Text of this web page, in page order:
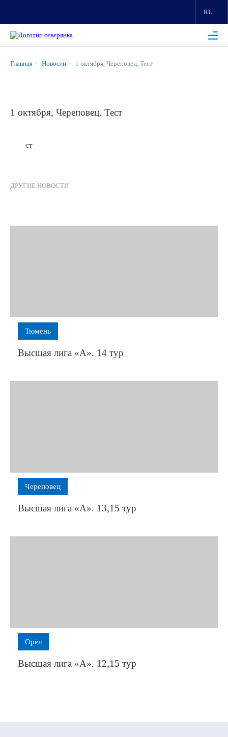
RU
Главная Новости 1 октября, Череповец. Тест
1 октября, Череповец. Тест
ст
ДРУГИЕ НОВОСТИ
Тюмень
Высшая лига «А». 14 тур
Череповец
Высшая лига «А». 13,15 тур
Орёл
Высшая лига «А». 12,15 тур